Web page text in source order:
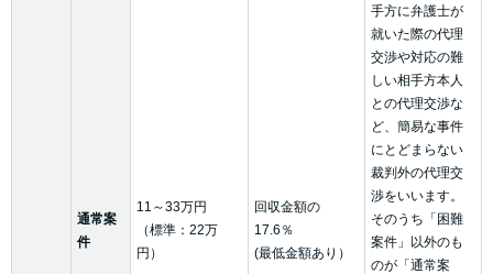
通常案
件
11～33万円
（標準：22万
円）
回収金額の
17.6％
(最低金額あり）
手方に弁護士が
就いた際の代理
交渉や対応の難
しい相手方本人
との代理交渉な
ど、簡易な事件
にとどまらない
裁判外の代理交
渉をいいます。
そのうち「困難
案件」以外のも
のが「通常案